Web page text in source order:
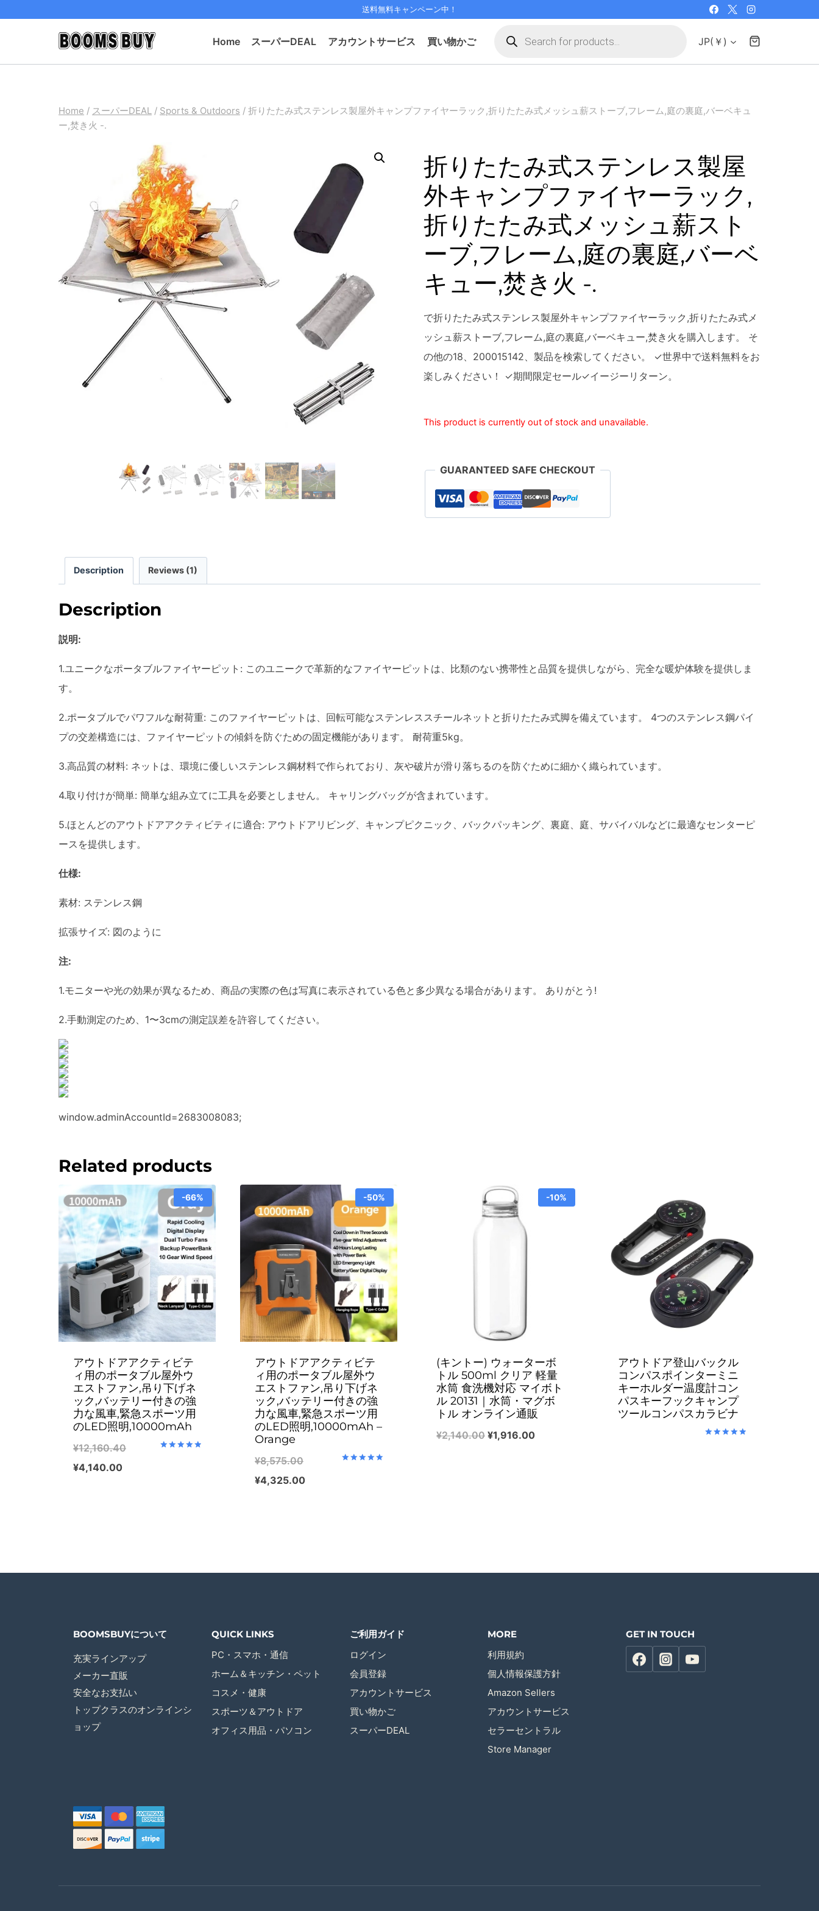
送料無料キャンペーン中！
Home スーパーDEAL アカウントサービス 買い物かご
search
JP(￥)
Home / スーパーDEAL / Sports & Outdoors / 折りたたみ式ステンレス製屋外キャンプファイヤーラック,折りたたみ式メッシュ薪ストーブ,フレーム,庭の裏庭,バーベキュ
ー,焚き火 -.
折りたたみ式ステンレス製屋
外キャンプファイヤーラック,
折りたたみ式メッシュ薪スト
ーブ,フレーム,庭の裏庭,バーベ
キュー,焚き火 -.
で折りたたみ式ステンレス製屋外キャンプファイヤーラック,折りたたみ式メ
ッシュ薪ストーブ,フレーム,庭の裏庭,バーベキュー,焚き火を購入します。 そ
の他の18、200015142、製品を検索してください。 ✓世界中で送料無料をお
楽しみください！ ✓期間限定セール✓イージーリターン。
This product is currently out of stock and unavailable.
GUARANTEED SAFE CHECKOUT
Description Reviews (1)
Description
説明:
1.ユニークなポータブルファイヤーピット: このユニークで革新的なファイヤーピットは、比類のない携帯性と品質を提供しながら、完全な暖炉体験を提供しま
す。
2.ポータブルでパワフルな耐荷重: このファイヤーピットは、回転可能なステンレススチールネットと折りたたみ式脚を備えています。 4つのステンレス鋼パイ
プの交差構造には、ファイヤーピットの傾斜を防ぐための固定機能があります。 耐荷重5kg。
3.高品質の材料: ネットは、環境に優しいステンレス鋼材料で作られており、灰や破片が滑り落ちるのを防ぐために細かく織られています。
4.取り付けが簡単: 簡単な組み立てに工具を必要としません。 キャリングバッグが含まれています。
5.ほとんどのアウトドアアクティビティに適合: アウトドアリビング、キャンプピクニック、バックパッキング、裏庭、庭、サバイバルなどに最適なセンターピ
ースを提供します。
仕様:
素材: ステンレス鋼
拡張サイズ: 図のように
注:
1.モニターや光の効果が異なるため、商品の実際の色は写真に表示されている色と多少異なる場合があります。 ありがとう!
2.手動測定のため、1〜3cmの測定誤差を許容してください。
window.adminAccountId=2683008083;
Related products
-66%
アウトドアアクティビテ
ィ用のポータブル屋外ウ
エストファン,吊り下げネ
ック,バッテリー付きの強
力な風車,緊急スポーツ用
のLED照明,10000mAh
¥12,160.40Original
¥4,140.00Current
-50%
アウトドアアクティビテ
ィ用のポータブル屋外ウ
エストファン,吊り下げネ
ック,バッテリー付きの強
力な風車,緊急スポーツ用
のLED照明,10000mAh –
Orange
¥8,575.00Original
price
¥4,325.00Current
-10%
(キントー) ウォーターボ
トル 500ml クリア 軽量
水筒 食洗機対応 マイボト
ル 20131｜水筒・マグボ
トル オンライン通販
¥2,140.00 Original
¥1,916.00Current
アウトドア登山バックル
コンパスポインターミニ
キーホルダー温度計コン
パスキーフックキャンプ
ツールコンパスカラビナ
BOOMSBUYについて
充実ラインアップ
メーカー直販
安全なお支払い
トップクラスのオンラインシ
ョップ
QUICK LINKS
PC・スマホ・通信
ホーム＆キッチン・ペット
コスメ・健康
スポーツ＆アウトドア
オフィス用品・パソコン
ご利用ガイド
ログイン
会員登録
アカウントサービス
買い物かご
スーパーDEAL
MORE
利用規約
個人情報保護方針
Amazon Sellers
アカウントサービス
セラーセントラル
Store Manager
GET IN TOUCH